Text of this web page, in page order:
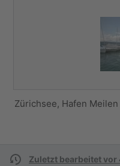
Zürichsee, Hafen
Zuletzt bearbeitet vor